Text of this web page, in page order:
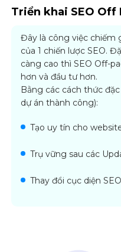
Triển khai SEO Off
Đây là công việc chiếm
của 1 chiến lược SEO.
càng cao thì SEO Off-
hơn và đầu tư hơn.
Bằng các cách thức
dự án thành công):
Tạo uy tín cho
Trụ vững sau các
Thay đổi cục diện